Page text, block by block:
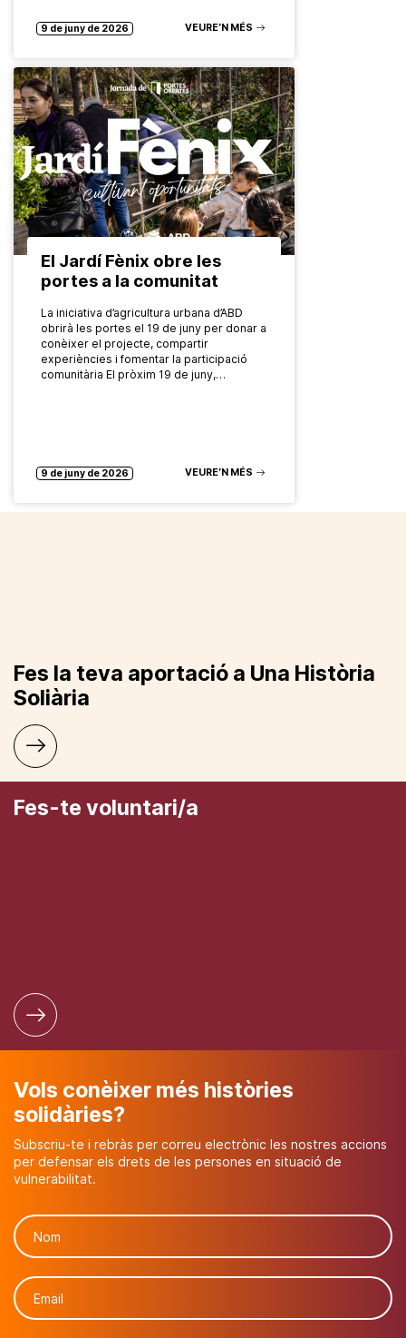
9 de juny de 2026 VEURE’N MÉS
El Jardí Fènix obre les
portes a la comunitat
La iniciativa d’agricultura urbana d’ABD
obrirà les portes el 19 de juny per donar a
conèixer el projecte, compartir
experiències i fomentar la participació
comunitària El pròxim 19 de juny,…
9 de juny de 2026 VEURE’N MÉS
Fes la teva aportació a Una Història
Soliària
Fes-te voluntari/a
Vols conèixer més històries
solidàries?
Subscriu-te i rebràs per correu electrònic les nostres accions
per defensar els drets de les persones en situació de
vulnerabilitat.